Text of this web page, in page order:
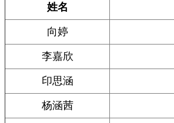
姓名
向婷
李嘉欣
印思涵
杨涵茜